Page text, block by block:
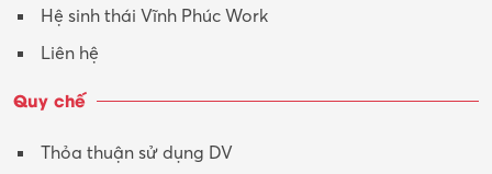
Hệ sinh thái Vĩnh Phúc Work
Liên hệ
Quy chế
Thỏa thuận sử dụng DV